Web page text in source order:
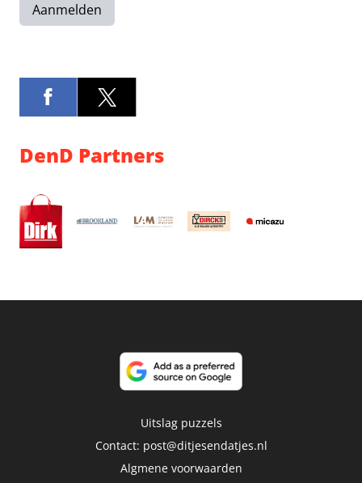
Aanmelden
DenD Partners
Uitslag puzzels
Contact: post@ditjesendatjes.nl
Algmene voorwaarden